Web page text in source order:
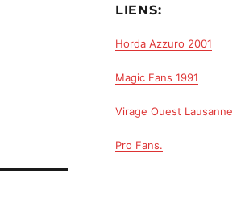
LIENS:
Horda Azzuro 2001
Magic Fans 1991
Virage Ouest Lausanne
Pro Fans.